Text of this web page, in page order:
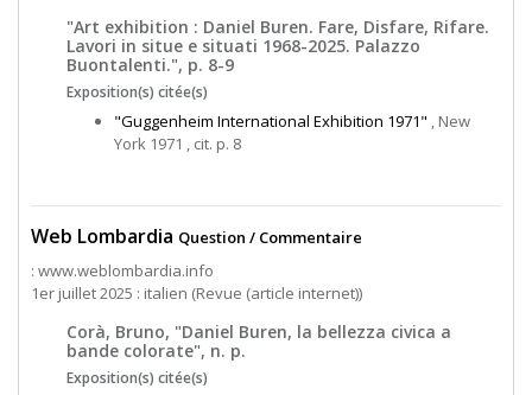
"Art exhibition : Daniel Buren. Fare, Disfare, Rifare.
Lavori in situe e situati 1968-2025. Palazzo
Buontalenti.", p. 8-9
Exposition(s) citée(s)
"Guggenheim International Exhibition 1971" , New
York 1971 , cit. p. 8
Web Lombardia Question / Commentaire
: www.weblombardia.info
1er juillet 2025 : italien (Revue (article internet))
Corà, Bruno, "Daniel Buren, la bellezza civica a
bande colorate", n. p.
Exposition(s) citée(s)